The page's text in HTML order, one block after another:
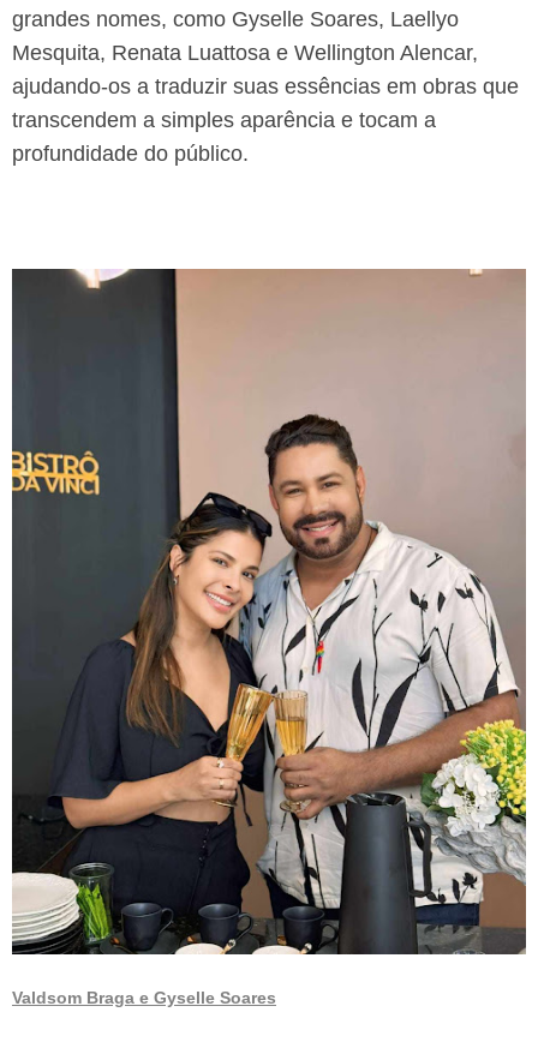
grandes nomes, como Gyselle Soares, Laellyo
Mesquita, Renata Luattosa e Wellington Alencar,
ajudando-os a traduzir suas essências em obras que
transcendem a simples aparência e tocam a
profundidade do público.
Valdsom Braga e Gyselle Soares